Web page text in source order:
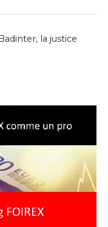
la justice